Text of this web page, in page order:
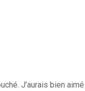
J’aurais bien